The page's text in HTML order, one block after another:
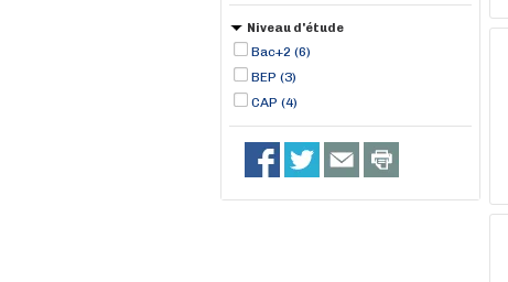
Niveau d'étude
Bac+2 (6)
BEP (3)
CAP (4)